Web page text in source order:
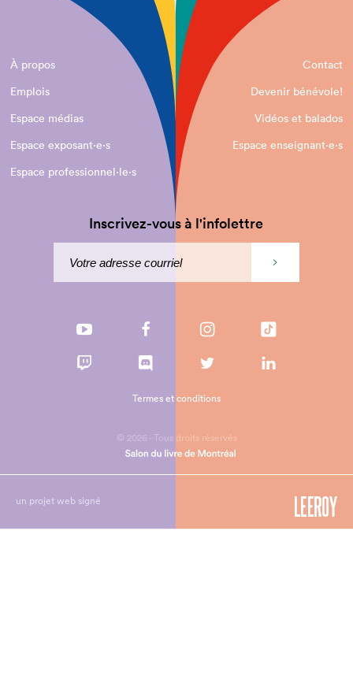
À propos
Contact
Emplois
Devenir bénévole!
Espace médias
Vidéos et balados
Espace exposant·e⋅s
Espace enseignant·e⋅s
Espace professionnel·le⋅s
Inscrivez-vous à l'infolettre
© 2026 - Tous droits réservés
Termes et conditions
un projet web signé